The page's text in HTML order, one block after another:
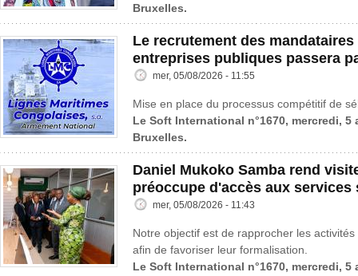
Bruxelles.
Le recrutement des
entreprises publiques passera
mer, 05/08/2026 - 11:55
Mise en place du processus compétitif de
Le Soft International n°1670, mercredi, 5
Bruxelles.
Daniel Mukoko Samba rend
préoccupe d'accès aux services
mer, 05/08/2026 - 11:43
Notre objectif est de rapprocher les
afin de favoriser leur formalisation.
Le Soft International n°1670, mercredi, 5